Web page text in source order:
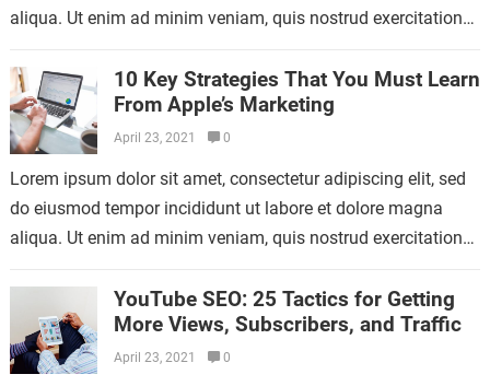
aliqua. Ut enim ad minim veniam, quis nostrud exercitation
10 Key Strategies That You Must Learn
From Apple’s Marketing
April 23, 2021 0
Lorem ipsum dolor sit amet, consectetur adipiscing elit, sed
do eiusmod tempor incididunt ut labore et dolore magna
aliqua. Ut enim ad minim veniam, quis nostrud exercitation
YouTube SEO: 25 Tactics for Getting
More Views, Subscribers, and Traffic
April 23, 2021 0